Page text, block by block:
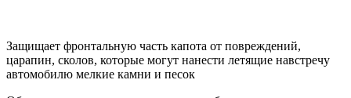
Защищает фронтальную часть капота от повреждений,
царапин, сколов, которые могут нанести летящие навстречу
автомобилю мелкие камни и песок